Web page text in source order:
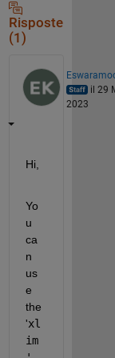
Risposte
(1)
il 29
2023
Hi,
Yo
u
ca
n
us
e
the
'xl
im